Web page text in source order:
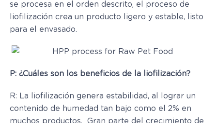
se procesa en el orden descrito, el proceso de
liofilización crea un producto ligero y estable, listo
para el envasado.
P: ¿Cuáles son los beneficios de la liofilización?
R: La liofilización genera estabilidad, al lograr un
contenido de humedad tan bajo como el 2% en
muchos productos. Gran parte del crecimiento de